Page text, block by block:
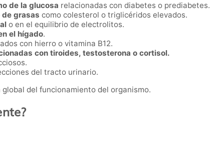
de la glucosa relacionadas con diabetes o prediabetes.
de grasas como colesterol o triglicéridos elevados.
o en el equilibrio de electrolitos.
el hígado.
con hierro o vitamina B12.
con tiroides, testosterona o cortisol.
del tracto urinario.
del funcionamiento del organismo.